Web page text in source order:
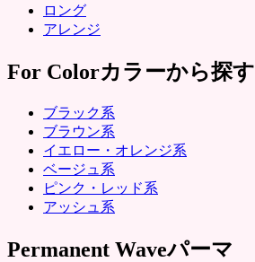
ロング
アレンジ
For Colorカラーから探す
ブラック系
ブラウン系
イエロー・オレンジ系
ベージュ系
ピンク・レッド系
アッシュ系
Permanent Waveパーマ